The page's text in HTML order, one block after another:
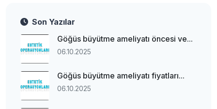
Son Yazılar
Göğüs büyütme ameliyatı öncesi ve...
06.10.2025
Göğüs büyütme ameliyatı fiyatları...
06.10.2025